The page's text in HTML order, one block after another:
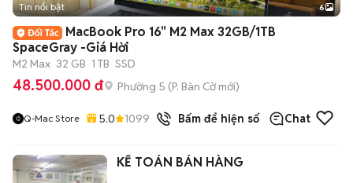
+2
Tin nổi bật 6
MacBook Pro 16" M2 Max 32GB/1TB
SpaceGray -Giá Hời
M2 Max 32 GB 1 TB SSD
48.500.000 đ Phường 5 (P. Bàn Cờmới)
Q-Mac Store 5.0 1099 đã bánBấm để hiện số Chat
KẾ TOÁN BÁN HÀNG